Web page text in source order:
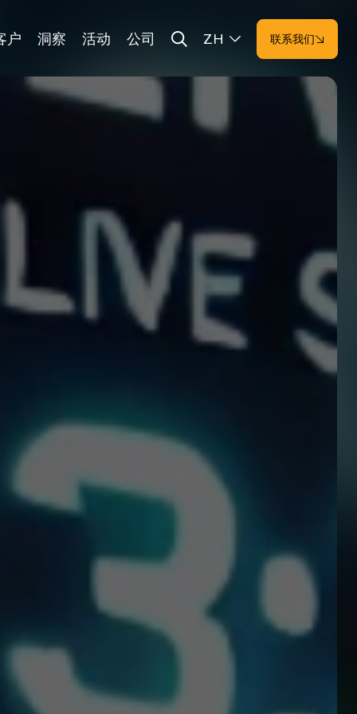
户 洞察 活动 公司 ZH 联系我们